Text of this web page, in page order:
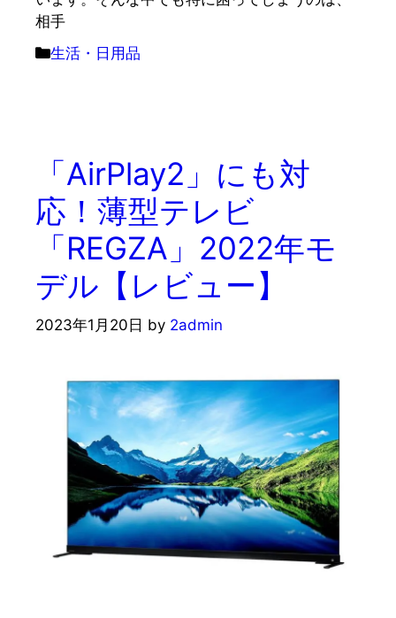
相手
カ
生活・日用品
「AirPlay2」にも対
応！薄型テレビ
「REGZA」2022年モ
デル【レビュー】
2023年1月20日 by 2admin